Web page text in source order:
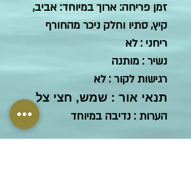
זמן פריחה: ארוך במיוחד: אביב,
קיץ, סתיו וחלק ניכר מהחורף
ריחני : לא
נשיר : מותנה
רגישות לקור : לא
תנאי אור : שמש, חצי צל
הערות : נדיבה במיוחד